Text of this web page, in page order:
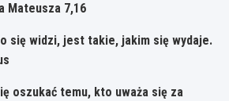
Mateusza 7,16
się widzi, jest takie, jakim się wydaje.
oszukać temu, kto uważa się za